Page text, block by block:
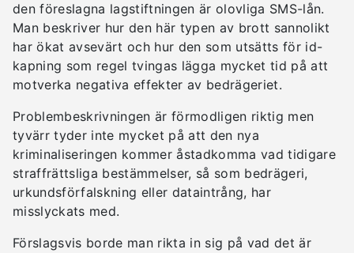
den föreslagna lagstiftningen är olovliga SMS-lån.
Man beskriver hur den här typen av brott sannolikt
har ökat avsevärt och hur den som utsätts för id-
kapning som regel tvingas lägga mycket tid på att
motverka negativa effekter av bedrägeriet.
Problembeskrivningen är förmodligen riktig men
tyvärr tyder inte mycket på att den nya
kriminaliseringen kommer åstadkomma vad tidigare
straffrättsliga bestämmelser, så som bedrägeri,
urkundsförfalskning eller dataintrång, har
misslyckats med.
Förslagsvis borde man rikta in sig på vad det är